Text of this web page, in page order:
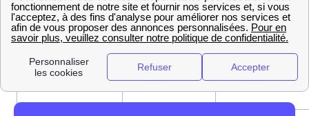
numéros suivants :
Type de
requête
Numéro Horaires